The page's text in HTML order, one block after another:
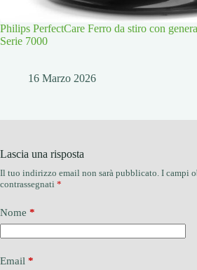
Philips PerfectCare Ferro da stiro con
Serie 7000
16 Marzo 2026
Lascia una risposta
Il tuo indirizzo email non sarà pubblicato. I campi
contrassegnati *
Nome *
Email *